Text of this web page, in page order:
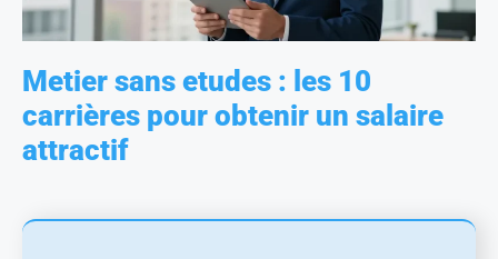
Metier sans etudes : les 10
carrières pour obtenir un salaire
attractif